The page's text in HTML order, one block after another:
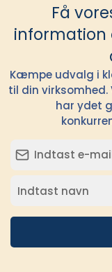
Få
information
Kæmpe udvalg i
til din
har ydet